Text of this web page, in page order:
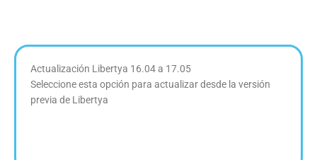
Actualización Libertya 16.04 a 17.05
Seleccione esta opción para actualizar desde la versión
previa de Libertya